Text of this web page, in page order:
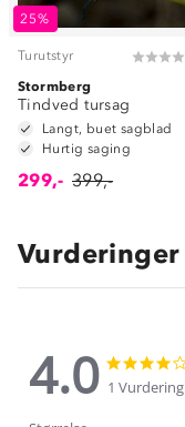
25%
Turutstyr
Stormberg
Tindved tursag
Langt, buet sagblad
Hurtig saging
299,- 399,-
Vurderinger
4.0
4.0
star
rating
1 Vurdering